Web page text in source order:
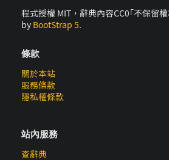
程式授權 MIT，辭典內容CC0｢不保留
by BootStrap 5.
條款
關於本站
服務條款
隱私權條款
站內服務
查辭典